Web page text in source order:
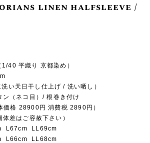
linen halfsleeve /
40 平織り 京都染め）
い天日干し仕上げ / 洗い晒し）
（ネコ目）/ 根巻き付け
格 28900円 消費税 2890円）
差はご容赦下さい）
L67cm LL69cm
L66cm LL68cm